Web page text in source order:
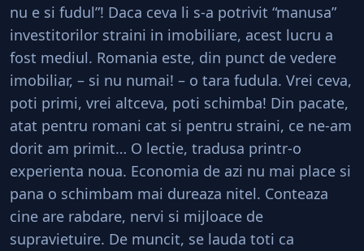
nu e si fudul”! Daca ceva li s-a potrivit “manusa”
investitorilor straini in imobiliare, acest lucru a
fost mediul. Romania este, din punct de vedere
imobiliar, – si nu numai! – o tara fudula. Vrei ceva,
poti primi, vrei altceva, poti schimba! Din pacate,
atat pentru romani cat si pentru straini, ce ne-am
dorit am primit… O lectie, tradusa printr-o
experienta noua. Economia de azi nu mai place si
pana o schimbam mai dureaza nitel. Conteaza
cine are rabdare, nervi si mijloace de
supravietuire. De muncit, se lauda toti ca